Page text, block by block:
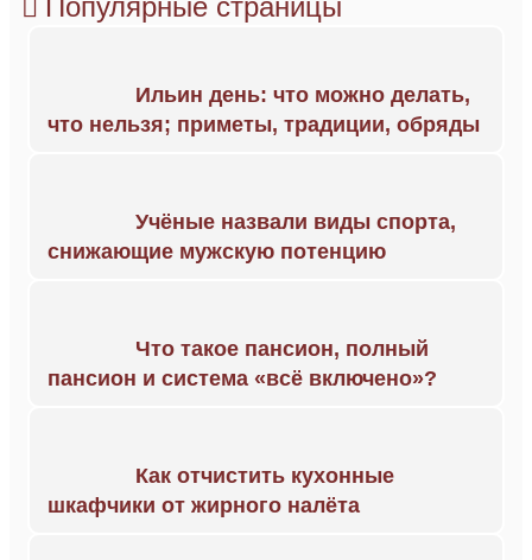
Ильин день: что можно делать,
что нельзя; приметы, традиции, обряды
Учёные назвали виды спорта,
снижающие мужскую потенцию
Что такое пансион, полный
пансион и система «всё включено»?
Как отчистить кухонные
шкафчики от жирного налёта